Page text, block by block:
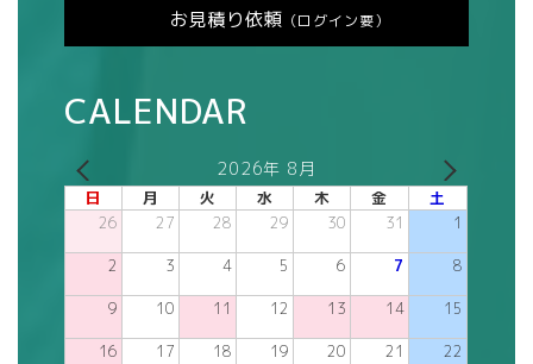
お見積り依頼 （ログイン要）
CALENDAR
2026年 8月
日 月 火 水 木 金 土
26 27 28 29 30 31 1
2 3 4 5 6 7 8
9 10 11 12 13 14 15
16 17 18 19 20 21 22